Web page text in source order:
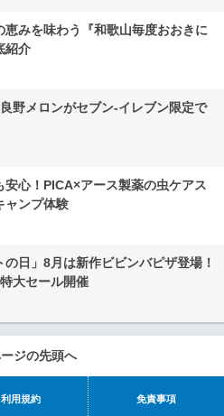
恵みを味わう『和歌山毎度おおきに
紹介
野メロンがセブン‐イレブン限定で
安心！PICA×アース製薬の虫ケアス
ャンプ体験
の日」8月は新作ビビンバピザ登場！
大セール開催
ジの先頭へ
利用規約 免責事項